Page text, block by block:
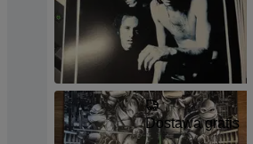
Dostawa gratis